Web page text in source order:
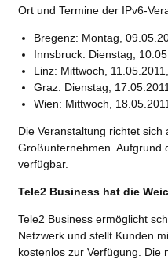
Ort und Termine der IPv6-
Bregenz: Montag,
Innsbruck: Dienstag,
Linz: Mittwoch,
Graz: Dienstag,
Wien: Mittwoch,
Die Veranstaltung richtet
Großunternehmen. Aufgrund
verfügbar.
Tele2 Business hat die
Tele2 Business ermöglicht
Netzwerk und stellt Kunden
kostenlos zur Verfügung. Die